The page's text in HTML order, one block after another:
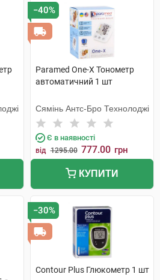
−40%
Paramed One-X Тонометр
автоматичний 1 шт
Сямінь Антс-Бро Технолоджі
Є в наявності
від 1295.00 777.00 грн
КУПИТИ
−30%
Contour Plus Глюкометр 1 шт